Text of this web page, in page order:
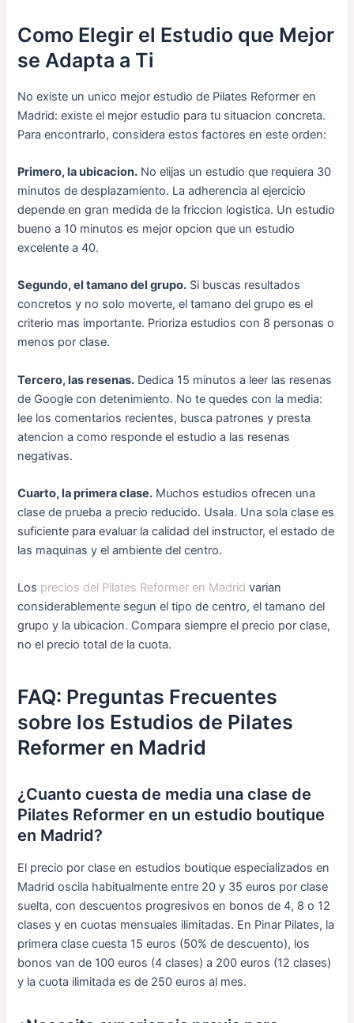
Como Elegir el Estudio que Mejor
se Adapta a Ti
No existe un unico mejor estudio de Pilates Reformer en
Madrid: existe el mejor estudio para tu situacion concreta.
Para encontrarlo, considera estos factores en este orden:
Primero, la ubicacion. No elijas un estudio que requiera 30
minutos de desplazamiento. La adherencia al ejercicio
depende en gran medida de la friccion logistica. Un estudio
bueno a 10 minutos es mejor opcion que un estudio
excelente a 40.
Segundo, el tamano del grupo. Si buscas resultados
concretos y no solo moverte, el tamano del grupo es el
criterio mas importante. Prioriza estudios con 8 personas o
menos por clase.
Tercero, las resenas. Dedica 15 minutos a leer las resenas
de Google con detenimiento. No te quedes con la media:
lee los comentarios recientes, busca patrones y presta
atencion a como responde el estudio a las resenas
negativas.
Cuarto, la primera clase. Muchos estudios ofrecen una
clase de prueba a precio reducido. Usala. Una sola clase es
suficiente para evaluar la calidad del instructor, el estado de
las maquinas y el ambiente del centro.
Los precios del Pilates Reformer en Madrid varian
considerablemente segun el tipo de centro, el tamano del
grupo y la ubicacion. Compara siempre el precio por clase,
no el precio total de la cuota.
FAQ: Preguntas Frecuentes
sobre los Estudios de Pilates
Reformer en Madrid
¿Cuanto cuesta de media una clase de
Pilates Reformer en un estudio boutique
en Madrid?
El precio por clase en estudios boutique especializados en
Madrid oscila habitualmente entre 20 y 35 euros por clase
suelta, con descuentos progresivos en bonos de 4, 8 o 12
clases y en cuotas mensuales ilimitadas. En Pinar Pilates, la
primera clase cuesta 15 euros (50% de descuento), los
bonos van de 100 euros (4 clases) a 200 euros (12 clases)
y la cuota ilimitada es de 250 euros al mes.